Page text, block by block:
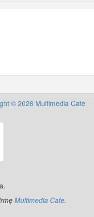
© 2026 Multimedia Cafe
Multimedia Cafe.